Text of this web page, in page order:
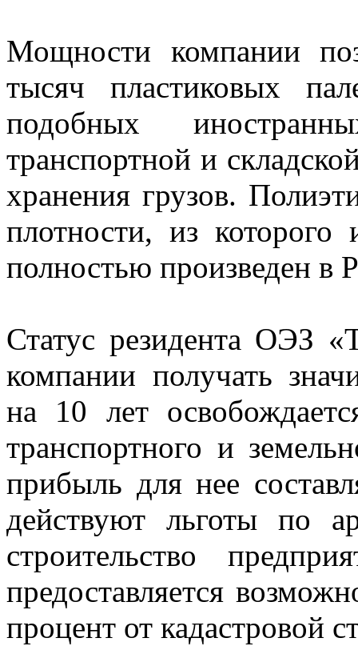
Мощности компании
тысяч пластиковых
подобных
транспортной и
хранения грузов.
плотности, из которого
полностью произведен в
Статус резидента ОЭЗ
компании получать
на 10 лет
транспортного и
прибыль для нее
действуют льготы по
строительство
предоставляется
процент от кадастровой